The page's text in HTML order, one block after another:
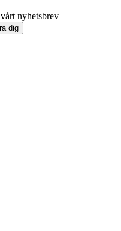
nyhetsbrev
dig